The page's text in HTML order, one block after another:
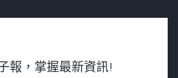
報，掌握最新資訊!